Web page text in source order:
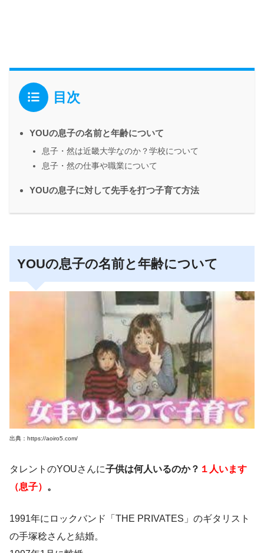
目次
YOUの息子の名前と年齢について
息子・然は近畿大学なのか？学校について
息子・然の仕事や職業について
YOUの息子に対して先手を打つ子育て方法
YOUの息子の名前と年齢について
出典：https://aoiro5.com/
タレントのYOUさんに子供は何人いるのか？ １人います
（息子） 。
1991年にロックバンド「THE PRIVATES」のギタリスト
の手塚稔さんと結婚。